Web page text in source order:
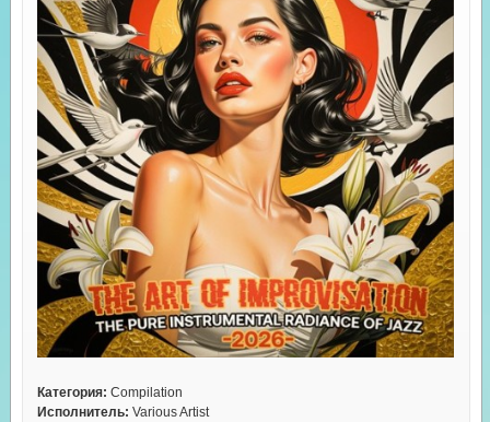
Категория: Compilation
Исполнитель: Various Artist